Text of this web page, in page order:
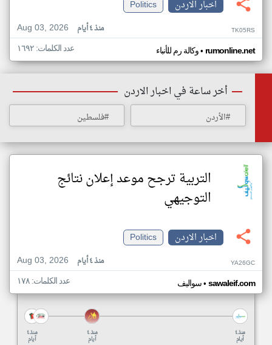
اخبار الاردن
Politics
Aug 03, 2026
منذ ٤ أيام TK05RS
وكالة رم للأنباء• rumonline.net عدد الكلمات: ١٦٩٢
أخر ساعة في اخبار الاردن
#الأردن #فلسطين
التربية ترجح موعد إعلان نتائج
التوجيهي
اخبار الاردن
Politics
Aug 03, 2026
منذ ٤ أيام YA26GC
سواليف• sawaleif.com عدد الكلمات: ١٧٨
منذ ٤
أيام
منذ ٤
أيام
منذ ٤
أيام